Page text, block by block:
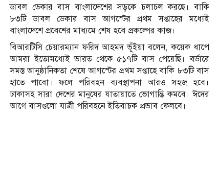
ডাবল ডেকার বাস বাংলাদেশের সড়কে চলাচল করছে। বাকি
৮৩টি ডাবল ডেকার বাস আগস্টের প্রথম সপ্তাহের মধ্যেই
বাংলাদেশে প্রবেশের মাধ্যমে শেষ হবে প্রকল্পের কাজ।
বিআরটিসি চেয়ারম্যান ফরিদ আহমদ ভূঁইয়া বলেন, কয়েক ধাপে
আমরা ইতোমধ্যেই ভারত থেকে ৫১৭টি বাস পেয়েছি। বর্ডারে
সমস্ত আনুষ্ঠানিকতা শেষে আগস্টের প্রথম সপ্তাহে বাকি ৮৩টি বাস
হাতে পাবো। ফলে পরিবহন ব্যবস্থাপনা আরও সহজ হবে।
ঢাকাসহ সারা দেশের মানুষের যাতায়াতে ভোগান্তি কমবে। ঈদের
আগে বাসগুলো যাত্রী পরিবহনে ইতিবাচক প্রভাব ফেলবে।